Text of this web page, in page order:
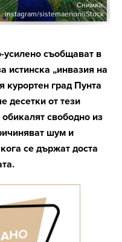
Снимка:
instagram/sistemaerion/iStock
съобщават в
истинска „инвазия на
курортен град Пунта
десетки от тези
свободно из
шум и
се държат доста